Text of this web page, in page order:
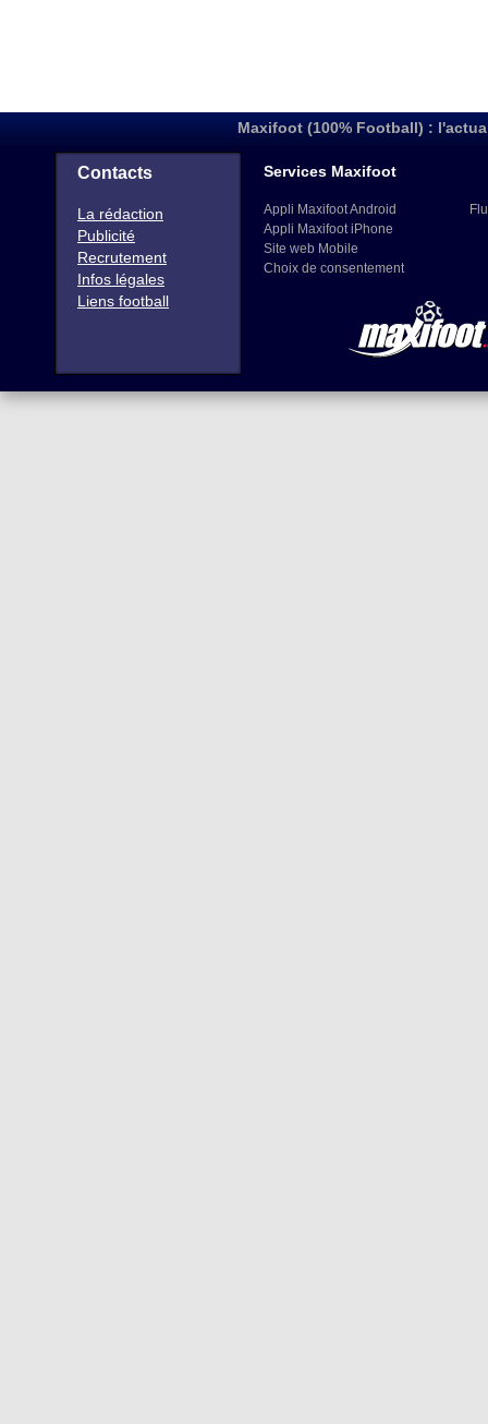
Maxifoot (100% Football) :
Contacts
La rédaction
Publicité
Recrutement
Infos légales
Liens football
Services Maxifoot
Appli Maxifoot Android
Appli Maxifoot iPhone
Site web Mobile
Choix de consentement